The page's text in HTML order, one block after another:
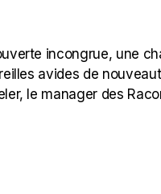
incongrue, une
avides de
le manager des